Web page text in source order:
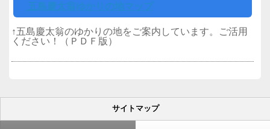
五島慶太翁ゆかりの地マップ
↑五島慶太翁のゆかりの地をご案内しています。ご活用
ください！（ＰＤＦ版）
サイトマップ